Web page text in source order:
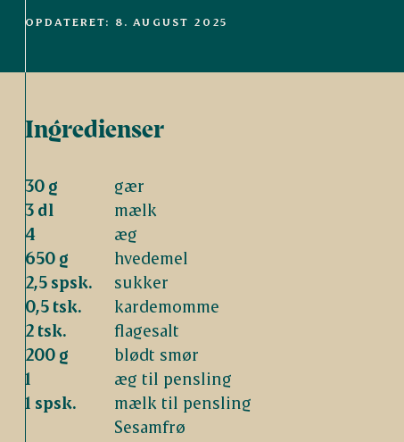
OPDATERET: 8. AUGUST 2025
Ingredienser
30 g
gær
3 dl
mælk
4
æg
650 g
hvedemel
2,5 spsk.
sukker
0,5 tsk.
kardemomme
2 tsk.
flagesalt
200 g
blødt smør
1
æg til pensling
1 spsk.
mælk til pensling
Sesamfrø